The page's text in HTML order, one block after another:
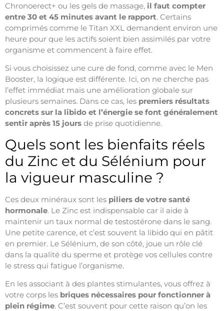
Chronoerect+ ou les gels de massage, il faut compter
entre 30 et 45 minutes avant le rapport. Certains
comprimés comme le Titan XXL demandent environ une
heure pour que les actifs soient bien assimilés par votre
organisme et commencent à faire effet.
Si vous choisissez une cure de fond, comme avec le Men
Booster, la logique est différente. Ici, on ne cherche pas
l’effet immédiat mais une amélioration globale sur
plusieurs semaines. Dans ce cas, les premiers résultats
concrets sur la libido et l’énergie se font généralement
sentir après 15 jours de prise quotidienne.
Quels sont les bienfaits réels
du Zinc et du Sélénium pour
la vigueur masculine ?
Ces deux minéraux sont les piliers de votre santé
hormonale. Le Zinc est indispensable car il aide à
maintenir un taux normal de testostérone dans le sang.
Une petite carence, et c’est souvent la libido qui en pâtit
en premier. Le Sélénium, de son côté, joue un rôle clé
dans la qualité du sperme et protège vos cellules contre
le stress qui fatigue l’organisme.
En les associant à des plantes stimulantes, vous offrez à
votre corps les briques nécessaires pour fonctionner à
plein régime. C’est souvent pour cette raison qu’on les